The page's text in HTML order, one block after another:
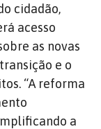
cidadão,
acesso
as novas
e o
“A reforma
a